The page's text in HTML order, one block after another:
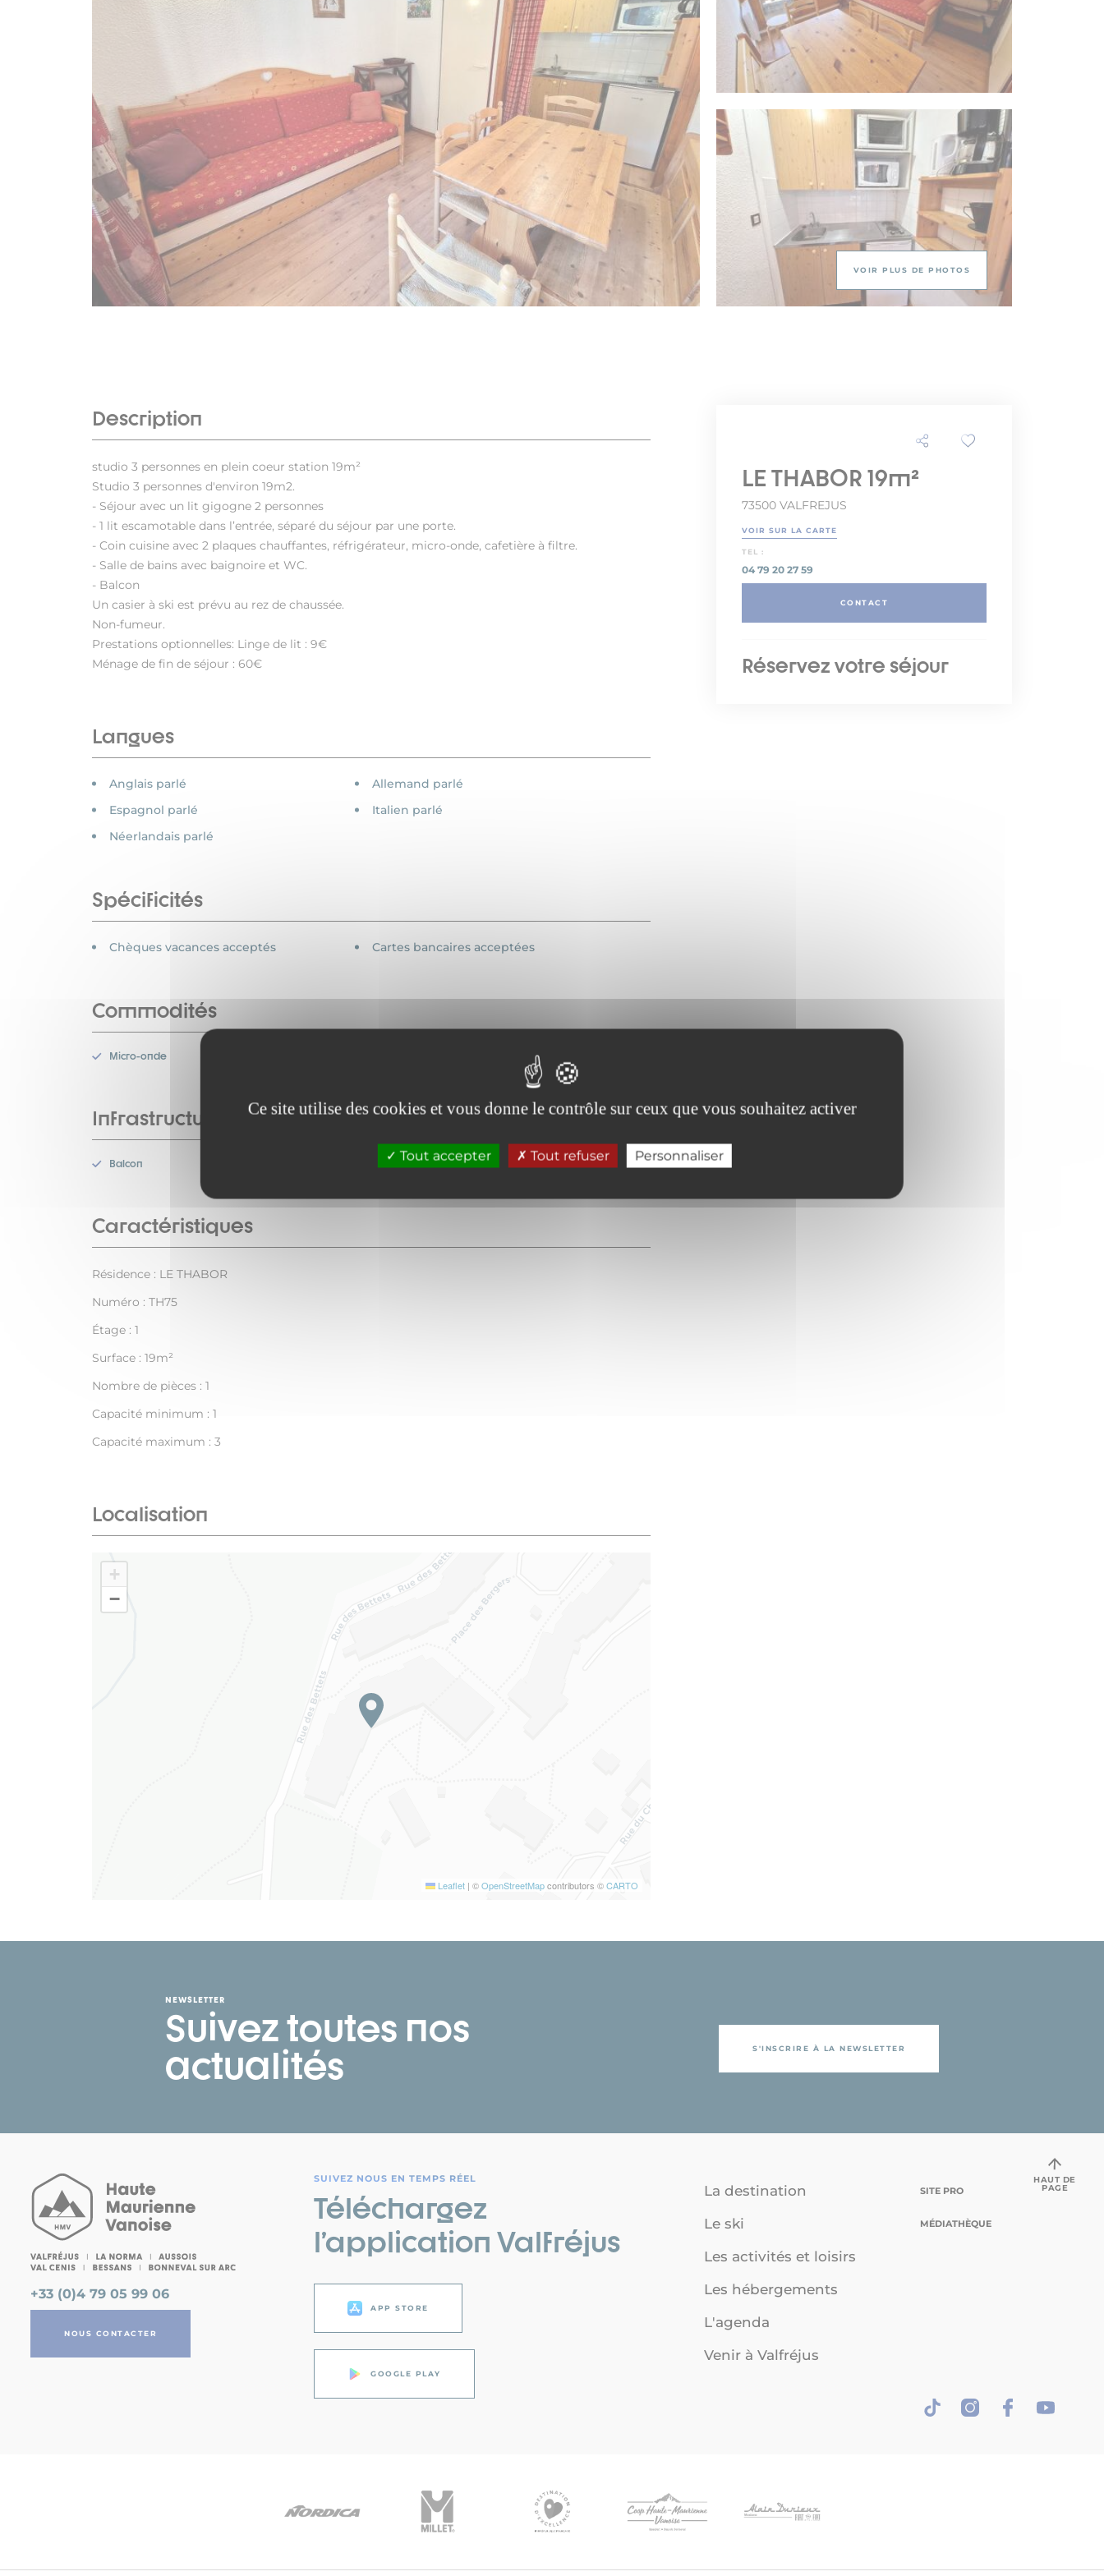
Ce site utilise des cookies et vous donne le contrôle sur ceux que vous souhaitez activer
Tout accepter Tout refuser Personnaliser
VOIR PLUS DE PHOTOS
Description
studio 3 personnes en plein coeur station 19m²
Studio 3 personnes d'environ 19m2.
- Séjour avec un lit gigogne 2 personnes
- 1 lit escamotable dans l’entrée, séparé du séjour par une porte.
- Coin cuisine avec 2 plaques chauffantes, réfrigérateur, micro-onde, cafetière à filtre.
- Salle de bains avec baignoire et WC.
- Balcon
Un casier à ski est prévu au rez de chaussée.
Non-fumeur.
Prestations optionnelles: Linge de lit : 9€
Ménage de fin de séjour : 60€
Langues
Anglais parlé
Allemand parlé
Espagnol parlé
Italien parlé
Néerlandais parlé
Spécificités
Chèques vacances acceptés Cartes bancaires acceptées
Commodités
Micro-onde
Infrastructures
Balcon
Caractéristiques
Résidence : LE THABOR
Numéro : TH75
Étage : 1
Surface : 19m²
Nombre de pièces : 1
Capacité minimum : 1
Capacité maximum : 3
Localisation
+
−
Leaflet | ©OpenStreetMapcontributors ©CARTO
LE THABOR 19m²
73500 VALFREJUS
VOIR SUR LA CARTE
TEL :
04 79 20 27 59
CONTACT
Réservez votre séjour
NEWSLETTER
Suivez toutes nos
actualités
S'INSCRIRE À LA NEWSLETTER
+33 (0)4 79 05 99 06
NOUS CONTACTER
SUIVEZ NOUS EN TEMPS RÉEL
Téléchargez
l’application Valfréjus
APP STORE
GOOGLE PLAY
La destination
Le ski
Les activités et loisirs
Les hébergements
L'agenda
Venir à Valfréjus
SITE PRO
MÉDIATHÈQUE
HAUT DE
PAGE